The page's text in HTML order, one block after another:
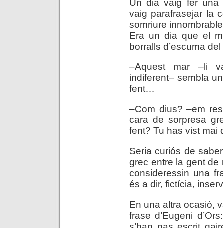
Un dia vaig fer una
vaig parafrasejar la
somriure
Era un dia que el
borralls d’escuma
–Aquest mar –li
indiferent– sembla
fent…
–Com dius? –em
cara de sorpresa
fent? Tu has vist mai
Seria curiós de
grec entre la gent de
consideressin una
és a dir, fictícia,
En una altra ocasió,
frase d’Eugeni